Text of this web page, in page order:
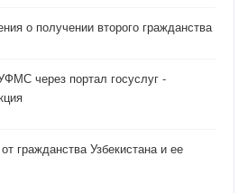
о получении второго гражданства
через портал госуслуг -
гражданства Узбекистана и ее